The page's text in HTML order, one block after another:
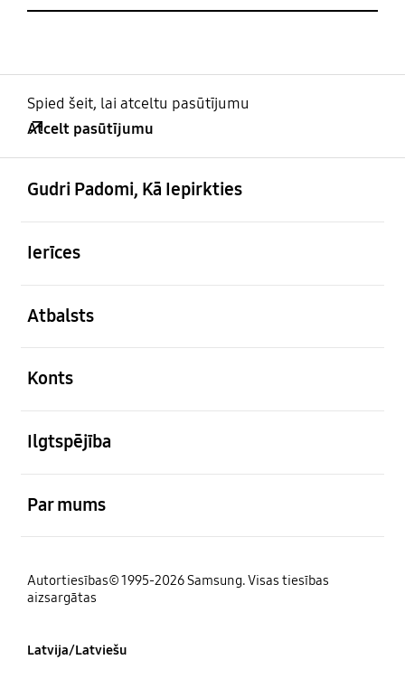
Spied šeit, lai atceltu pasūtījumu
Atcelt pasūtījumu
Gudri Padomi, Kā Iepirkties
Ierīces
Atbalsts
Konts
Ilgtspējība
Par mums
Autortiesības© 1995-2026 Samsung. Visas tiesības
aizsargātas
Latvija/Latviešu